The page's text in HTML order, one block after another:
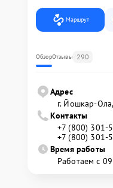
Маршрут
ОбзорОтзывы 290
Адрес
г. Йошкар-
Контакты
+7 (800) 301-
+7 (800) 301-
Время работы
Работаем с